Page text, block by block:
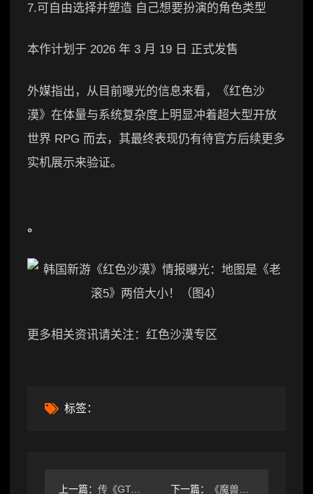
7.可自由选择并塑造 自己想要扮演的角色类型
本作计划于 2026 年 3 月 19 日 正式发售
外媒指出，从目前曝光的信息来看，《红色沙
漠》在体量与系统复杂度上明显冲着超大型开放
世界 RPG 而去，其最终表现仍有待官方后续更多
实机展示来验证。
。
更多相关资讯请关注：红色沙漠专区
标签：
上一篇： 传《GTA6》再度延迟？外媒误报引发巨大乌龙！ 下一篇： 《魔兽世界》国际服断连怎么解决？三招修复掉线问题